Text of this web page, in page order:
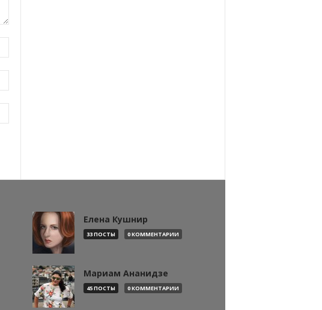
Елена Кушнир
33 ПОСТЫ 0 КОММЕНТАРИИ
Мариам Ананидзе
45 ПОСТЫ 0 КОММЕНТАРИИ